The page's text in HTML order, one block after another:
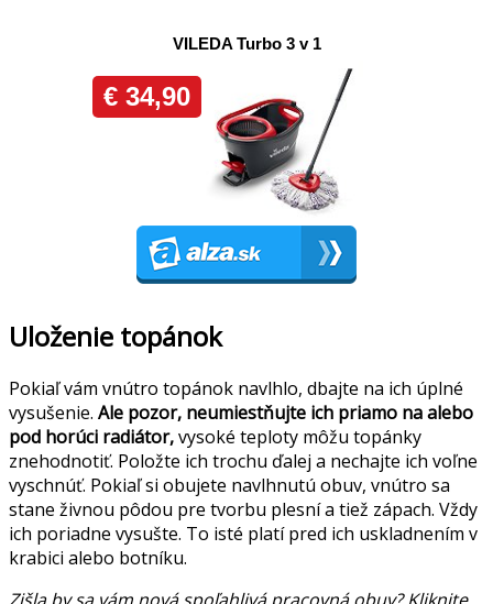
Uloženie topánok
Pokiaľ vám vnútro topánok navlhlo, dbajte na ich úplné
vysušenie. Ale pozor, neumiestňujte ich priamo na alebo
pod horúci radiátor,vysoké teploty môžu topánky
znehodnotiť. Položte ich trochu ďalej a nechajte ich voľne
vyschnúť. Pokiaľ si obujete navlhnutú obuv, vnútro sa
stane živnou pôdou pre tvorbu plesní a tiež zápach. Vždy
ich poriadne vysušte. To isté platí pred ich uskladnením v
krabici alebo botníku.